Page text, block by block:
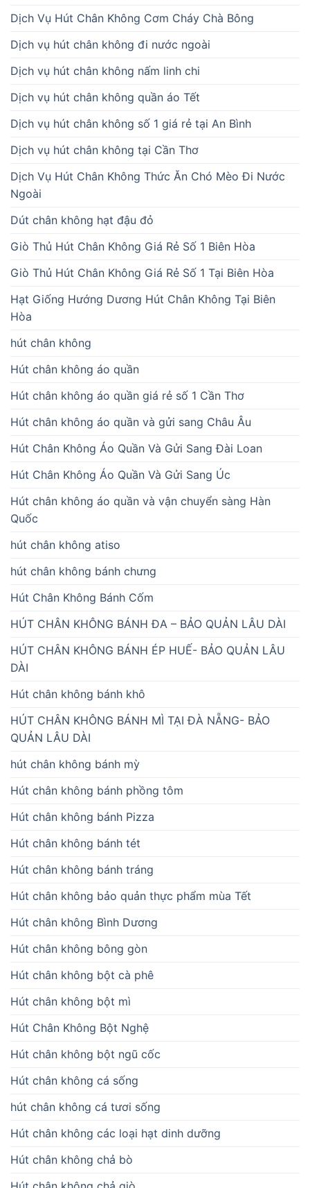
Dịch Vụ Hút Chân Không Cơm Cháy Chà Bông
Dịch vụ hút chân không đi nước ngoài
Dịch vụ hút chân không nấm linh chi
Dịch vụ hút chân không quần áo Tết
Dịch vụ hút chân không số 1 giá rẻ tại An Bình
Dịch vụ hút chân không tại Cần Thơ
Dịch Vụ Hút Chân Không Thức Ăn Chó Mèo Đi Nước
Ngoài
Dút chân không hạt đậu đỏ
Giò Thủ Hút Chân Không Giá Rẻ Số 1 Biên Hòa
Giò Thủ Hút Chân Không Giá Rẻ Số 1 Tại Biên Hòa
Hạt Giống Hướng Dương Hút Chân Không Tại Biên
Hòa
hút chân không
Hút chân không áo quần
Hút chân không áo quần giá rẻ số 1 Cần Thơ
Hút chân không áo quần và gửi sang Châu Âu
Hút Chân Không Áo Quần Và Gửi Sang Đài Loan
Hút Chân Không Áo Quần Và Gửi Sang Úc
Hút chân không áo quần và vận chuyển sàng Hàn
Quốc
hút chân không atiso
hút chân không bánh chưng
Hút Chân Không Bánh Cốm
HÚT CHÂN KHÔNG BÁNH ĐA – BẢO QUẢN LÂU DÀI
HÚT CHÂN KHÔNG BÁNH ÉP HUẾ- BẢO QUẢN LÂU
DÀI
Hút chân không bánh khô
HÚT CHÂN KHÔNG BÁNH MÌ TẠI ĐÀ NẴNG- BẢO
QUẢN LÂU DÀI
hút chân không bánh mỳ
Hút chân không bánh phồng tôm
Hút chân không bánh Pizza
Hút chân không bánh tét
Hút chân không bánh tráng
Hút chân không bảo quản thực phẩm mùa Tết
Hút chân không Bình Dương
Hút chân không bông gòn
Hút chân không bột cà phê
Hút chân không bột mì
Hút Chân Không Bột Nghệ
Hút chân không bột ngũ cốc
Hút chân không cá sống
hút chân không cá tươi sống
Hút chân không các loại hạt dinh dưỡng
Hút chân không chả bò